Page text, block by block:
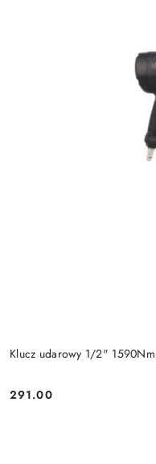
Klucz udarowy 1/2"
Cena:
291.00